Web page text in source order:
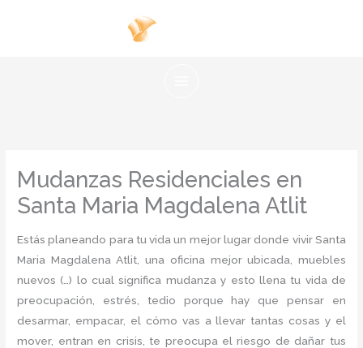
Mudanzas Residenciales en
Santa Maria Magdalena Atlit
Estás planeando para tu vida un mejor lugar donde vivir Santa
Maria Magdalena Atlit, una oficina mejor ubicada, muebles
nuevos (…) lo cual significa mudanza y esto llena tu vida de
preocupación, estrés, tedio porque hay que pensar en
desarmar, empacar, el cómo vas a llevar tantas cosas y el
mover, entran en crisis, te preocupa el riesgo de dañar tus